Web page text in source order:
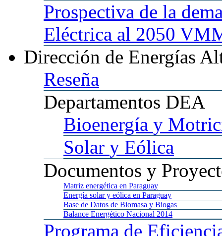
Prospectiva de la
Eléctrica al 2050
Dirección de Energías
Reseña
Departamentos DEA
Bioenergía y
Solar y Eólica
Documentos y
Matriz energética en Paraguay
Energía solar y eólica en Paraguay
Base de Datos de Biomasa y Biogas
Balance Energético Nacional 2014
Programa de